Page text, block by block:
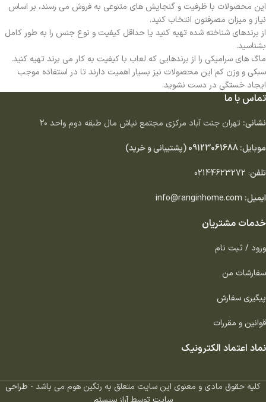
این محصولات با ظرفیت و گنجایش های متنوعی به فروش می رسند، بر اساس
نیاز و میزان مصرفتون انتخاب کنید.
از برندهای شناخته شده تهیه کنید یا حداقل کیفیت و نوع جنس را به طور کامل
بشناسید.
ماگ های سرامیکی را از برندهایی که لعاب با کیفیت به کار می برند تهیه کنید.
سبکی و وزن کم این محصولات نیز بسیار اهمیت دارند تا در استفاده موجب
ایجاد خستگی در دست نشوید.
تماس با ما
نشانی: تهران جنت آباد مركزى مجتمع نياش مال طبقه دوم واحد ٢٠
موبایل:09123061688(پشتیبانی و خرید)
تلفن:
02144623272
ایمیل: info@ranginhome.com
خدمات مشتریان
ورود / ثبت نام
سفارشات من
پیگیری سفارش
قوانین و مقررات
نماد اعتماد الکترونیک
کلیه حقوق مادی و معنوی این سایت متعلق به رنگین هوم می باشد - طراحی